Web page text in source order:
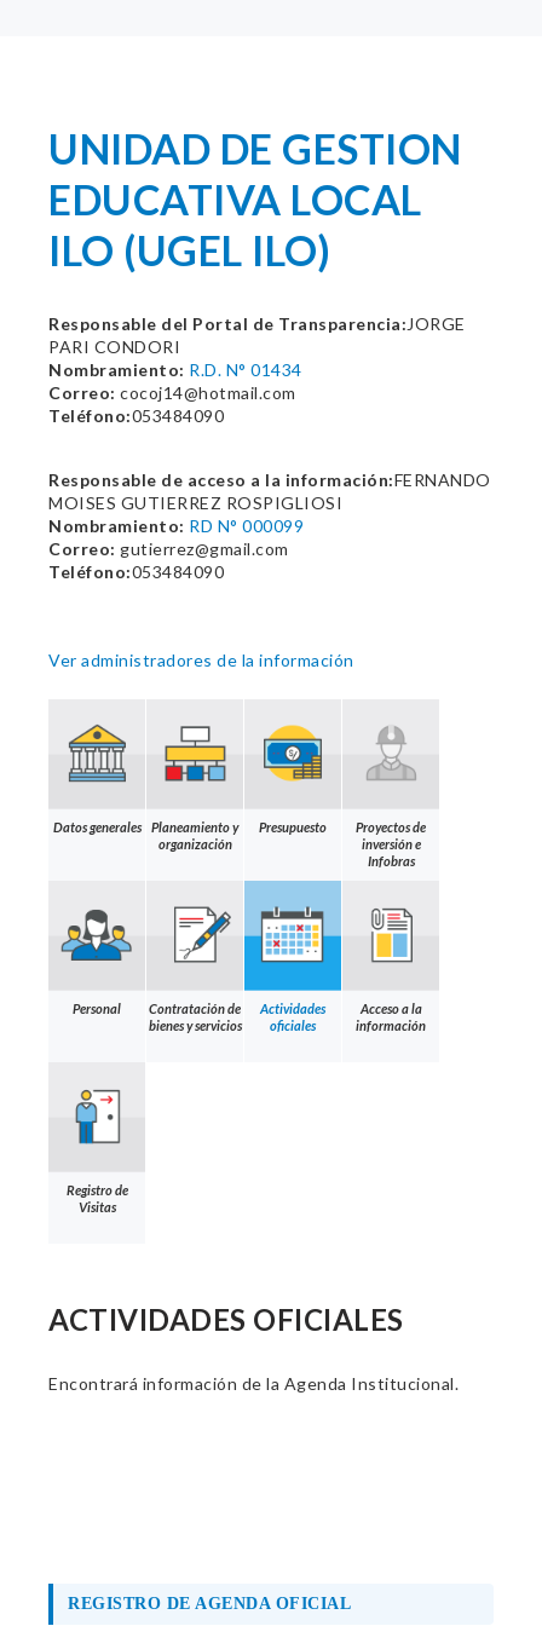
UNIDAD DE GESTION
EDUCATIVA LOCAL
ILO (UGEL ILO)
Responsable del Portal de Transparencia: JORGE
PARI CONDORI
Nombramiento: R.D. N° 01434
Correo: cocoj14@hotmail.com
Teléfono:053484090
Responsable de acceso a la información:FERNANDO
MOISES GUTIERREZ ROSPIGLIOSI
Nombramiento: RD N° 000099
Correo: gutierrez@gmail.com
Teléfono:053484090
Ver administradores de la información
Datos generales
Planeamiento y
organización
Presupuesto
Proyectos de
inversión e
Infobras
Personal
Contratación de
bienes y servicios
Actividades
oficiales
Acceso a la
información
Registro de
Visitas
ACTIVIDADES OFICIALES
Encontrará información de la Agenda Institucional.
REGISTRO DE AGENDA OFICIAL